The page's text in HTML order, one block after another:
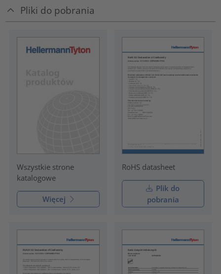
Pliki do pobrania
Wszystkie strone
katalogowe
Więcej
RoHS datasheet
Plik do
pobrania